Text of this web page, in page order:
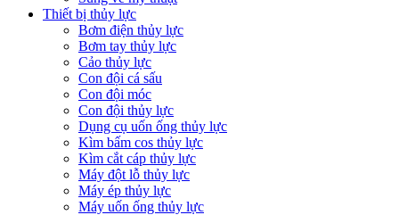
Thiết bị thủy lực
Bơm điện thủy lực
Bơm tay thủy lực
Cảo thủy lực
Con đội cá sấu
Con đội móc
Con đội thủy lực
Dụng cụ uốn ống thủy lực
Kìm bấm cos thủy lực
Kìm cắt cáp thủy lực
Máy đột lỗ thủy lực
Máy ép thủy lực
Máy uốn ống thủy lực